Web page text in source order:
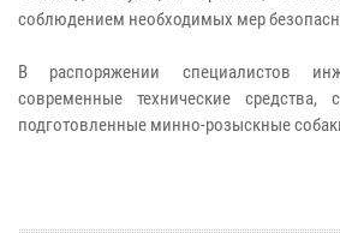
соблюдением необходимых мер
В распоряжении специалистов
современные технические
подготовленные минно-розыскные